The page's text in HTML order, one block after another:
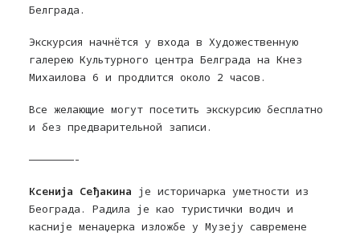
Белграда.
Экскурсия начнётся у входа в Художественную
галерею Культурного центра Белграда на Кнез
Михаилова 6 и продлится около 2 часов.
Все желающие могут посетить экскурсию бесплатно
и без предварительной записи.
———————-
Ксенија Сеђакина је историчарка уметности из
Београда. Радила је као туристички водич и
касније менаџерка изложбе у Музеју савремене